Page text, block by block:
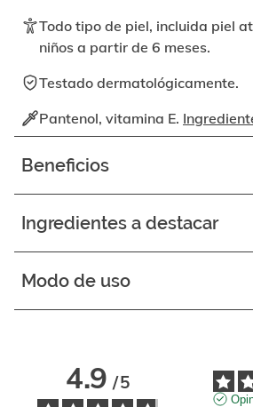
reproducir
activando
botón
correspondiente.
Todo tipo de piel, incluida piel
niños a partir de 6 meses.
Testado dermatológicamente.
Pantenol, vitamina E.
Beneficios
Ingredientes a destacar
Modo de uso
4.9/5